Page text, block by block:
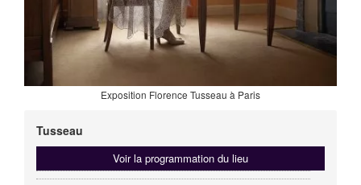
Exposition Florence Tusseau à Paris
Tusseau
Voir la programmation du lieu